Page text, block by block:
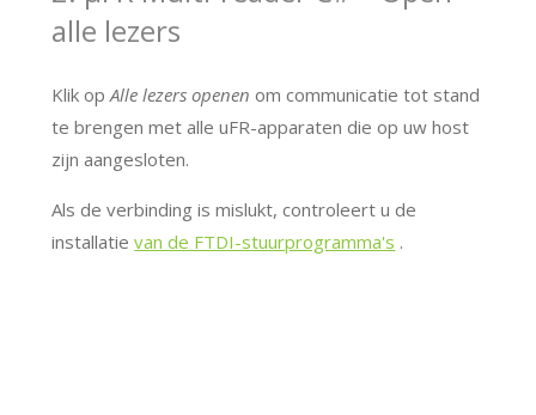
alle lezers
Klik opAlle lezers openen om communicatie tot stand
te brengen met alle uFR-apparaten die op uw host
zijn aangesloten.
Als de verbinding is mislukt, controleert u de
installatievan de FTDI-stuurprogramma's .